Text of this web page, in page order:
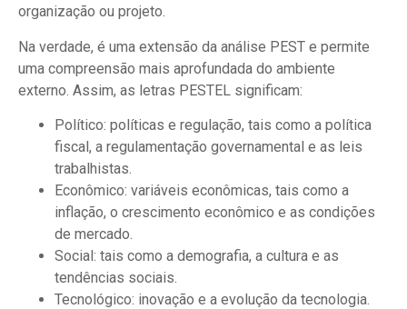
organização ou projeto.
Na verdade, é uma extensão da análise PEST e permite
uma compreensão mais aprofundada do ambiente
externo. Assim, as letras PESTEL significam:
Político: políticas e regulação, tais como a política
fiscal, a regulamentação governamental e as leis
trabalhistas.
Econômico: variáveis econômicas, tais como a
inflação, o crescimento econômico e as condições
de mercado.
Social: tais como a demografia, a cultura e as
tendências sociais.
Tecnológico: inovação e a evolução da tecnologia.